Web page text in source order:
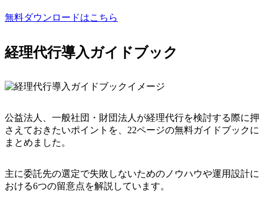
無料ダウンロードはこちら
経理代行導入ガイドブック
公益法人、一般社団・財団法人が経理代行を検討する際に押
さえておきたいポイントを、22ページの無料ガイドブックに
まとめました。
主に委託先の選定で失敗しないためのノウハウや運用設計に
おける6つの留意点を解説しています。